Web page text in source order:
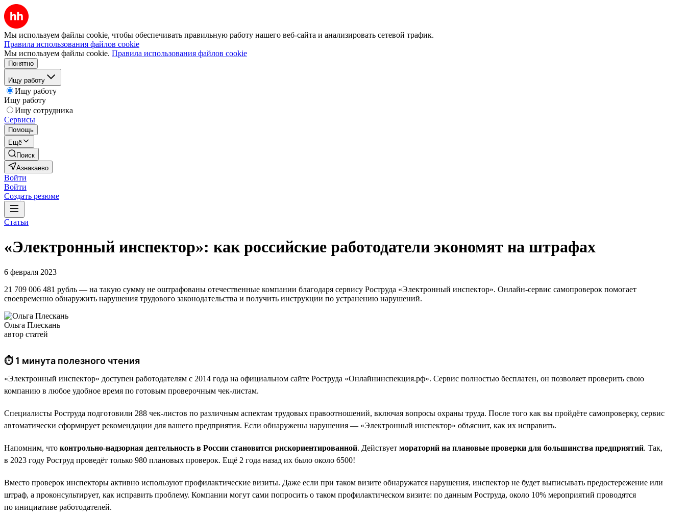
Мы используем файлы cookie, чтобы обеспечивать правильную работу нашего веб-сайта и анализировать сетевой трафик.
Правила использования файлов cookie
Мы используем файлы cookie. Правила использования файлов cookie
Понятно
Ищу работу
Ищу работу
Ищу работу
Ищу сотрудника
Сервисы
Помощь
Ещё
Поиск
Азнакаево
Войти
Войти
Создать резюме
Статьи
«Электронный инспектор»: как российские работодатели экономят на штрафах
6 февраля 2023
21 709 006 481 рубль — на такую сумму не оштрафованы отечественные компании благодаря сервису Роструда «Электронный инспектор». Онлайн-сервис самопроверок помогает
своевременно обнаружить нарушения трудового законодательства и получить инструкции по устранению нарушений.
Ольга Плескань
автор статей
⏱ 1 минута полезного чтения
«Электронный инспектор» доступен работодателям с 2014 года на официальном сайте Роструда «Онлайнинспекция.рф». Сервис полностью бесплатен, он позволяет проверить свою
компанию в любое удобное время по готовым проверочным чек-листам.
Специалисты Роструда подготовили 288 чек-листов по различным аспектам трудовых правоотношений, включая вопросы охраны труда. После того как вы пройдёте самопроверку, сервис
автоматически сформирует рекомендации для вашего предприятия. Если обнаружены нарушения — «Электронный инспектор» объяснит, как их исправить.
Напомним, что контрольно-надзорная деятельность в России становится рискориентированной. Действует мораторий на плановые проверки для большинства предприятий. Так,
в 2023 году Роструд проведёт только 980 плановых проверок. Ещё 2 года назад их было около 6500!
Вместо проверок инспекторы активно используют профилактические визиты. Даже если при таком визите обнаружатся нарушения, инспектор не будет выписывать предостережение или
штраф, а проконсультирует, как исправить проблему. Компании могут сами попросить о таком профилактическом визите: по данным Роструда, около 10% мероприятий проводятся
по инициативе работодателей.